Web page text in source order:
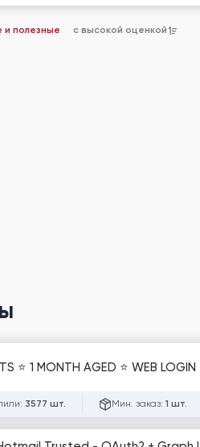
и полезные с высокой оценкой
⭐ 1 MONTH AGED ⭐ WEB
3577 шт. Мин. заказ: 1 шт.